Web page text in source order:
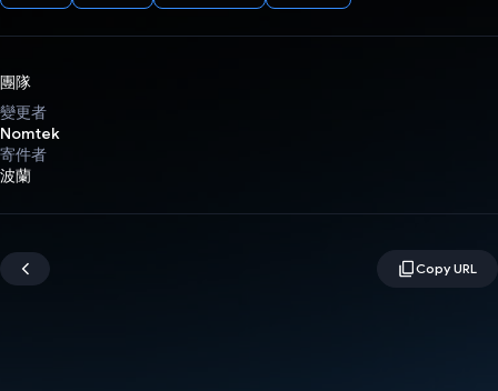
團隊
變更者
Nomtek
寄件者
波蘭